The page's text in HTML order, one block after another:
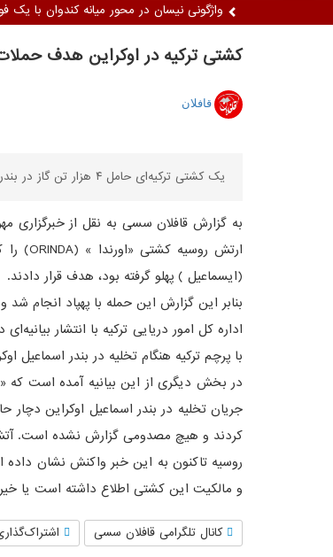
واژگونی نیسان در محور میانه کندوان با
کشتی ترکیه در اوکراین هدف
قافلان
یک کشتی ترکیه‌ای حامل ۴ هزار تن گاز در بندر «ایزماعیل» اوکراین هدف حمله پهپادی قرار گرفت.
به گزارش قافلان سسی به نقل از خبرگزاری
(ایسماعیل ) پهلو گرفته بود، هدف قرار دادند.
بنابر این گزارش این حمله با پهپاد انجام
اداره کل امور دریایی ترکیه با انتشار
با پرچم ترکیه هنگام تخلیه در بندر اسماعیل
جریان تخلیه در بندر اسماعیل اوکراین
کردند و هیچ مصدومی گزارش نشده است.
روسیه تاکنون به این خبر واکنش نشان
و مالکیت این کشتی اطلاع داشته است یا
کانال تلگرامی قافلان سسی